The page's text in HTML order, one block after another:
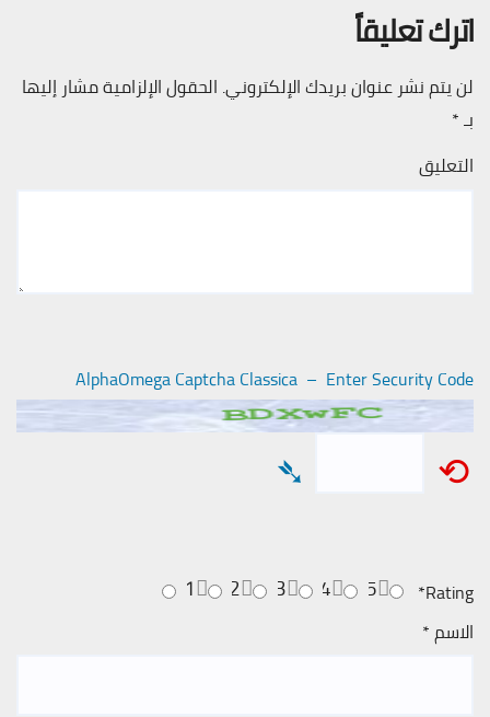
اترك تعليقاً
لن يتم نشر عنوان بريدك الإلكتروني. الحقول الإلزامية مشار إليها
بـ*
التعليق
AlphaOmega Captcha Classica – Enter Security Code
⟲
➴
Rating
*
5
4
3
2
1
الاسم*